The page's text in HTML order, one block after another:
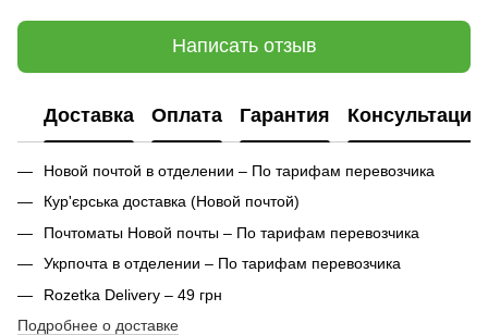
Написать отзыв
Доставка Оплата Гарантия Консультация
Новой почтой в отделении – По тарифам перевозчика
Кур'єрська доставка (Новой почтой)
Почтоматы Новой почты – По тарифам перевозчика
Укрпочта в отделении – По тарифам перевозчика
Rozetka Delivery – 49 грн
Подробнее о доставке